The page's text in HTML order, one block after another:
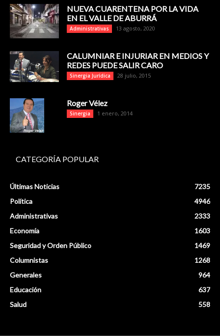
NUEVA CUARENTENA POR LA VIDA
EN EL VALLE DE ABURRÁ
Administrativas 13 agosto, 2020
CALUMNIAR E INJURIAR EN MEDIOS Y
REDES PUEDE SALIR CARO
Sinergia Jurídica 28 julio, 2015
Roger Vélez
Sinergia 1 enero, 2014
CATEGORÍA POPULAR
Últimas Noticias
7235
Política
4946
Administrativas
2333
Economía
1603
Seguridad y Orden Público
1469
Columnistas
1268
Generales
964
Educación
637
Salud
558